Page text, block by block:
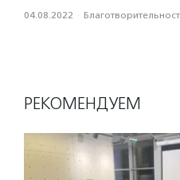
04.08.2022 ·
РЕКОМЕНДУЕМ